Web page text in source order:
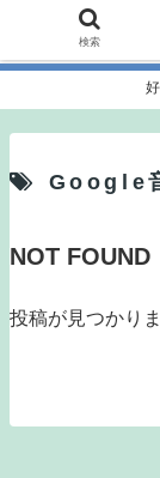
Google
NOT FOUND
投稿が見つかり
検索